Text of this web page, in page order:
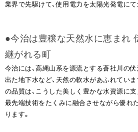
業界で先駆けて、使用電力を太陽光発電に
●今治は豊穣な天然水に恵まれ
継がれる町
今治には、高縄山系を源流とする蒼社川の
出た地下水など、天然の軟水があふれてい
の品質は、こうした美しく豊かな水資源に支
最先端技術をたくみに融合させながら優れ
ります。